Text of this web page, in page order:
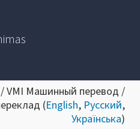
VMI Машинный перевод /
(English, Русский,
Українська)